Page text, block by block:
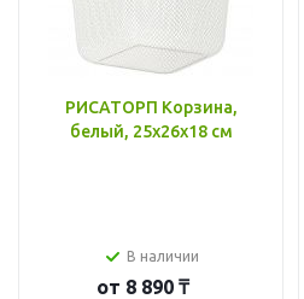
РИСАТОРП Корзина,
белый, 25x26x18 см
В наличии
от 8 890 ₸